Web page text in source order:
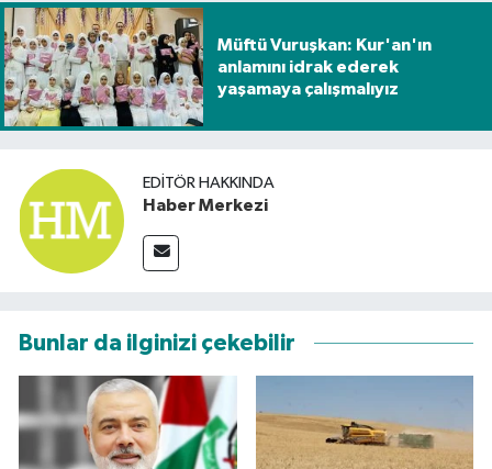
Müftü Vuruşkan: Kur'an'ın
anlamını idrak ederek
yaşamaya çalışmalıyız
EDITÖR HAKKINDA
Haber Merkezi
Bunlar da ilginizi çekebilir